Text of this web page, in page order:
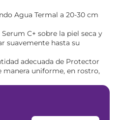
Agua Termal a 20-30 cm
C+ sobre la piel seca y
suavemente hasta su
adecuada de Protector
manera uniforme, en rostro,